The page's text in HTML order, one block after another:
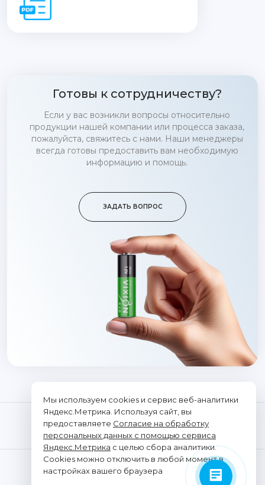
Готовы к сотрудничеству?
Если у вас возникли вопросы относительно
продукции нашей компании или процесса заказа,
пожалуйста, свяжитесь с нами. Наши менеджеры
всегда готовы предоставить вам необходимую
информацию и помощь.
ЗАДАТЬ ВОПРОС
© "Vixion", 2026. Все права защищены
ООО «ТРАНСЭЛЕКТРОНИКС»
Мы используем cookies и сервис веб-аналитики
Яндекс.Метрика. Используя сайт, вы
предоставляете Согласие на обработку
персональных данных с помощью сервиса
Яндекс.Метрика с целью сбора аналитики.
Cookies можно отключить в любой момент в
настройках вашего браузера